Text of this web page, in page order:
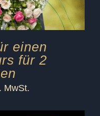
einen
für 2
MwSt.